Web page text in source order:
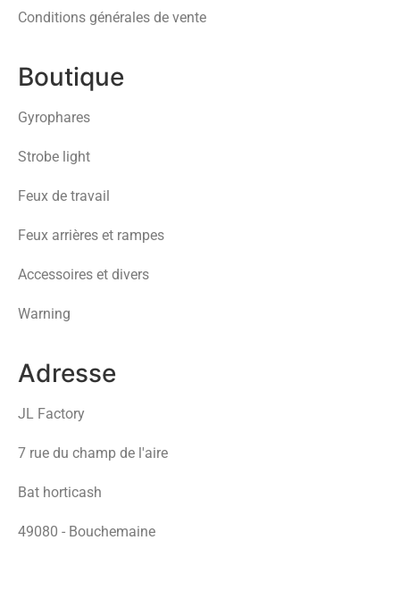
Conditions générales de vente
Boutique
Gyrophares
Strobe light
Feux de travail
Feux arrières et rampes
Accessoires et divers
Warning
Adresse
JL Factory
7 rue du champ de l'aire
Bat horticash
49080 - Bouchemaine